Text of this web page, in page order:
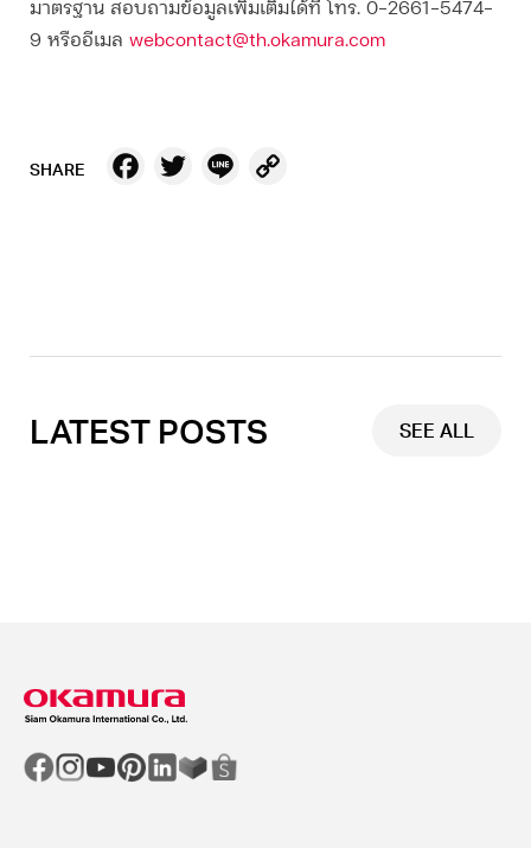
มาตรฐาน สอบถามข้อมูลเพิ่มเติมได้ที่ โทร. 0-2661-5474-
9 หรืออีเมล webcontact@th.okamura.com
SHARE Facebook
Twitter
Line
LATEST POSTS SEE ALL